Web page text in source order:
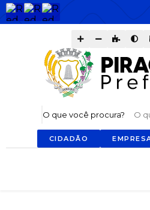
O que você procura?
CIDADÃO